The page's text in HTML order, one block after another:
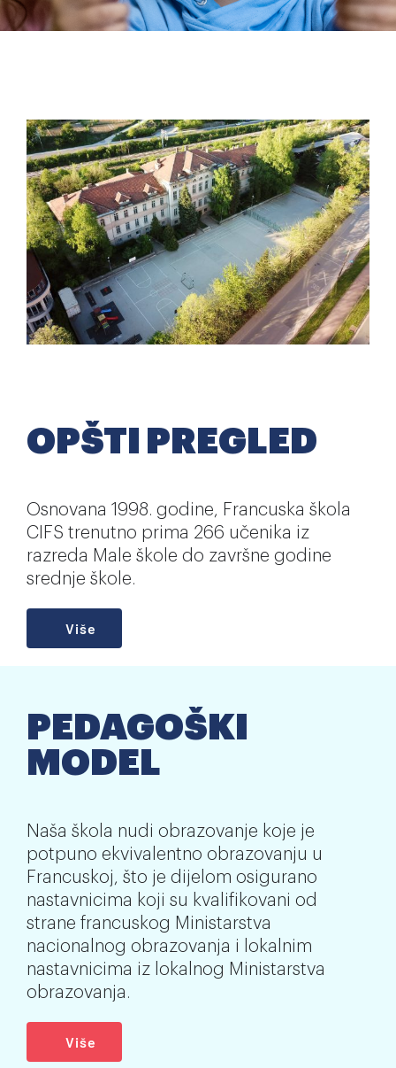
Extra-curricular activities
News
Employment
OPŠTI PREGLED
Osnovana 1998. godine, Francuska škola
CIFS trenutno prima 266 učenika iz
razreda Male škole do završne godine
srednje škole.
Više
PEDAGOŠKI
MODEL
Naša škola nudi obrazovanje koje je
potpuno ekvivalentno obrazovanju u
Francuskoj, što je dijelom osigurano
nastavnicima koji su kvalifikovani od
strane francuskog Ministarstva
nacionalnog obrazovanja i lokalnim
nastavnicima iz lokalnog Ministarstva
obrazovanja.
Više